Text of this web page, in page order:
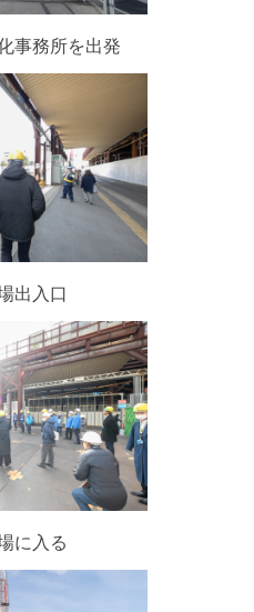
事務所を出発
出入口
に入る